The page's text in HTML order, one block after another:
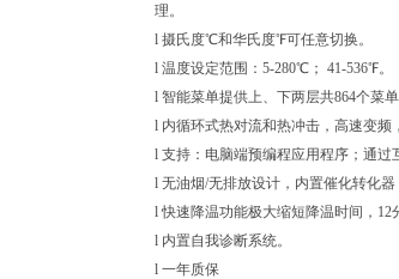
理。
l 摄氏度℃和华氏度℉可任意切换。
l 温度设定范围： 5-280℃； 41-536℉。
l 智能菜单提供上、下两层共864个菜
l 内循环式热对流和热冲击，高速变频
l 支持：电脑端预编程应用程序；通过
l 无油烟/无排放设计，内置催化转化
l快速降温功能极大缩短降温时间， 12
l 内置自我诊断系统。
l 一年质保